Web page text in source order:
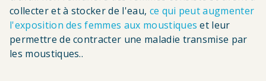
collecter et à stocker de l'eau, ce qui peut augmenter
l'exposition des femmes aux moustiques et leur
permettre de contracter une maladie transmise par
les moustiques..